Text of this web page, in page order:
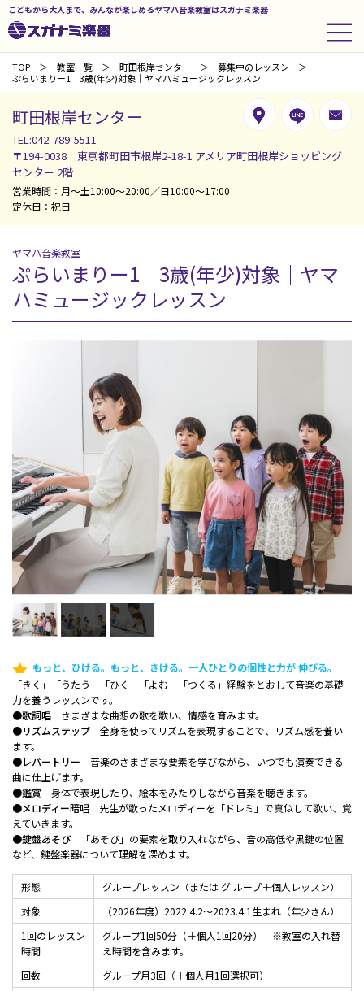
こどもから大人まで、みんなが楽しめるヤマハ音楽教室はスガナミ楽器
TOP 教室一覧 町田根岸センター
募集中のレッスン
ぷらいまりー1 3歳(年少)対象｜ヤマハミュージックレッスン
町田根岸センター
TEL:042-789-5511
〒194-0038 東京都町田市根岸2-18-1 アメリア町田根岸ショッピング
センター 2階
営業時間：月～土10:00～20:00／日10:00～17:00
定休日：祝日
ヤマハ音楽教室
ぷらいまりー1 3歳(年少)対象｜ヤマ
ハミュージックレッスン
もっと、ひける。もっと、きける。一人ひとりの個性と力が 伸びる。
「きく」「うたう」「ひく」「よむ」「つくる」経験をとおして音楽の基礎
力を養うレッスンです。
●歌詞唱 さまざまな曲想の歌を歌い、情感を育みます。
●リズムステップ 全身を使ってリズムを表現することで、リズム感を養い
ます。
●レパートリー 音楽のさまざまな要素を学びながら、いつでも演奏できる
曲に仕上げます。
●鑑賞 身体で表現したり、絵本をみたりしながら音楽を聴きます。
●メロディー暗唱 先生が歌ったメロディーを「ドレミ」で真似して歌い、覚
えていきます。
●鍵盤あそび 「あそび」の要素を取り入れながら、音の高低や黒鍵の位置
など、鍵盤楽器について理解を深めます。
形態
グループレッスン（または グ ループ＋個人レッスン）
対象
（2026年度）2022.4.2～2023.4.1生まれ（年少さん）
1回のレッスン
時間
グループ1回50分（＋個人1回20分） ※教室の入れ替
え時間を含みます。
回数
グループ月3回（＋個人月1回選択可）